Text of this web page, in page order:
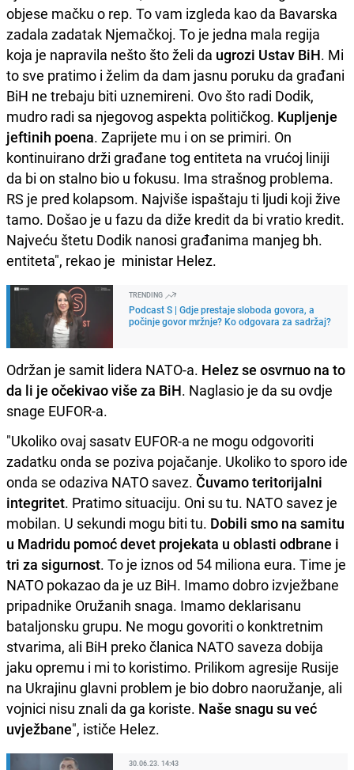
objese mačku o rep. To vam izgleda kao da Bavarska
zadala zadatak Njemačkoj. To je jedna mala regija
koja je napravila nešto što želi da ugrozi Ustav BiH. Mi
to sve pratimo i želim da dam jasnu poruku da građani
BiH ne trebaju biti uznemireni. Ovo što radi Dodik,
mudro radi sa njegovog aspekta političkog. Kupljenje
jeftinih poena. Zaprijete mu i on se primiri. On
kontinuirano drži građane tog entiteta na vrućoj liniji
da bi on stalno bio u fokusu. Ima strašnog problema.
RS je pred kolapsom. Najviše ispaštaju ti ljudi koji žive
tamo. Došao je u fazu da diže kredit da bi vratio kredit.
Najveću štetu Dodik nanosi građanima manjeg bh.
entiteta", rekao je ministar Helez.
TRENDING
Podcast S | Gdje prestaje sloboda govora, a
počinje govor mržnje? Ko odgovara za sadržaj?
Održan je samit lidera NATO-a. Helez se osvrnuo na to
da li je očekivao više za BiH. Naglasio je da su ovdje
snage EUFOR-a.
"Ukoliko ovaj sasatv EUFOR-a ne mogu odgovoriti
zadatku onda se poziva pojačanje. Ukoliko to sporo ide
onda se odaziva NATO savez. Čuvamo teritorijalni
integritet. Pratimo situaciju. Oni su tu. NATO savez je
mobilan. U sekundi mogu biti tu. Dobili smo na samitu
u Madridu pomoć devet projekata u oblasti odbrane i
tri za sigurnost. To je iznos od 54 miliona eura. Time je
NATO pokazao da je uz BiH. Imamo dobro izvježbane
pripadnike Oružanih snaga. Imamo deklarisanu
bataljonsku grupu. Ne mogu govoriti o konktretnim
stvarima, ali BiH preko članica NATO saveza dobija
jaku opremu i mi to koristimo. Prilikom agresije Rusije
na Ukrajinu glavni problem je bio dobro naoružanje, ali
vojnici nisu znali da ga koriste. Naše snagu su već
uvježbane", ističe Helez.
30.06.23. 14:43